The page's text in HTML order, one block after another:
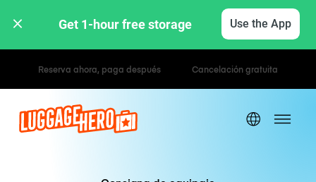
Get 1-hour free storage Use the App
Tarifas por hora / día